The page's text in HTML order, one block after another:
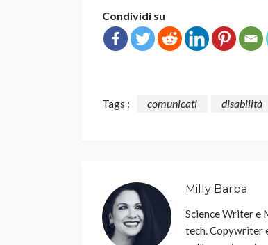
Condividi su
Tags : comunicati disabilità
Milly Barba
Science Writer e
tech. Copywriter